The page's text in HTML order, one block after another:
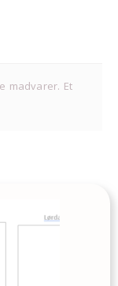
madvarer. Et